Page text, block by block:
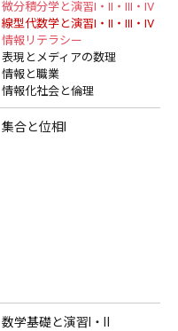
微分積分学と演習Ⅰ・Ⅱ・Ⅲ・Ⅳ
線型代数学と演習Ⅰ・Ⅱ・Ⅲ・Ⅳ
情報リテラシー
表現とメディアの数理
情報と職業
情報化社会と倫理
集合と位相Ⅰ
数学基礎と演習Ⅰ・Ⅱ